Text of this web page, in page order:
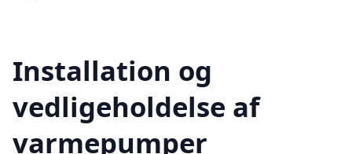
Installation og
vedligeholdelse af
varmepumper